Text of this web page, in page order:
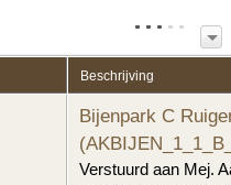
Beschrijving
Bijenpark C
Verstuurd aan Mej.